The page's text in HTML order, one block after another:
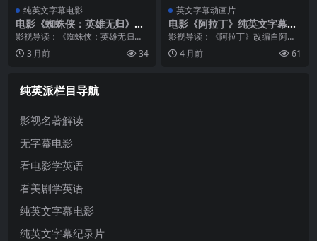
纯英文字幕电影
电影《蜘蛛侠：英雄无归》纯
英文字幕高清MP4下载
影视导读：《蜘蛛侠：英雄无归》
是蜘蛛侠重启三部曲的最终章，汤
姆·赫兰德饰演的彼得·帕克在身份被
助奇异...
3 月前 34
英文字幕动画片
电影《阿拉丁》纯英文字幕高
清MP4下载
影视导读：《阿拉丁》改编自阿拉
伯民间故事《天方夜谭》，是迪士
尼最经典的动画电影之一。故事发
4 月前 61
纯英派栏目导航
影视名著解读
无字幕电影
看电影学英语
看美剧学英语
纯英文字幕电影
纯英文字幕纪录片